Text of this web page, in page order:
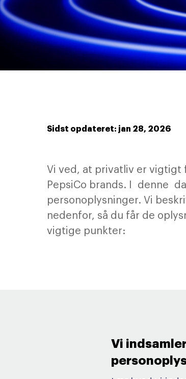
Sidst opdateret: jan 28, 2026
Vi ved, at privatliv er vigtigt
PepsiCo brands. I denne
personoplysninger. Vi
nedenfor, så du får de
vigtige punkter:
Vi